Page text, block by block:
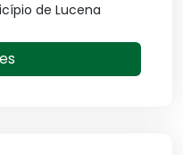
de Lucena